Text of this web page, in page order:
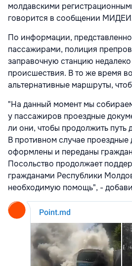
молдавскими
говорится в сообщении
По информации,
пассажирами, полиция
заправочную станцию недалеко
происшествия. В то же время
альтернативные маршруты,
"На данный момент мы
у пассажиров проездные
ли они, чтобы продолжить путь
В противном случае проездные
оформлены и переданы
Посольство продолжает
гражданами Республики
необходимую помощь", -